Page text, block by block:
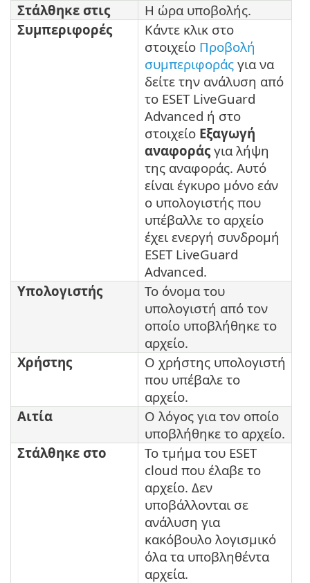
Στάλθηκε στις
Η ώρα υποβολής.
Συμπεριφορές
Κάντε κλικ στο
στοιχείο Προβολή
συμπεριφοράς για να
δείτε την ανάλυση από
το ESET LiveGuard
Advanced ή στο
στοιχείο Εξαγωγή
αναφοράς για λήψη
της αναφοράς. Αυτό
είναι έγκυρο μόνο εάν
ο υπολογιστής που
υπέβαλλε το αρχείο
έχει ενεργή συνδρομή
ESET LiveGuard
Advanced.
Υπολογιστής
Το όνομα του
υπολογιστή από τον
οποίο υποβλήθηκε το
αρχείο.
Χρήστης
Ο χρήστης υπολογιστή
που υπέβαλε το
αρχείο.
Aιτία
Ο λόγος για τον οποίο
υποβλήθηκε το αρχείο.
Στάλθηκε στο
Το τμήμα του ESET
cloud που έλαβε το
αρχείο. Δεν
υποβάλλονται σε
ανάλυση για
κακόβουλο λογισμικό
όλα τα υποβληθέντα
αρχεία.